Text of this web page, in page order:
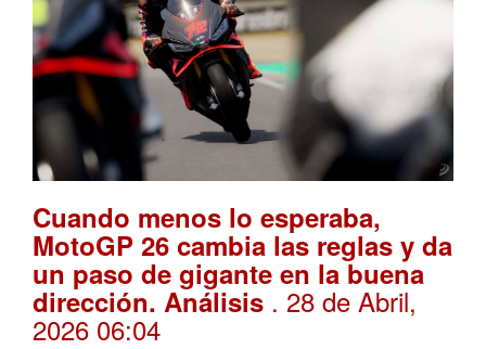
Cuando menos lo esperaba,
MotoGP 26 cambia las reglas y da
un paso de gigante en la buena
dirección. Análisis . 28 de Abril,
2026 06:04